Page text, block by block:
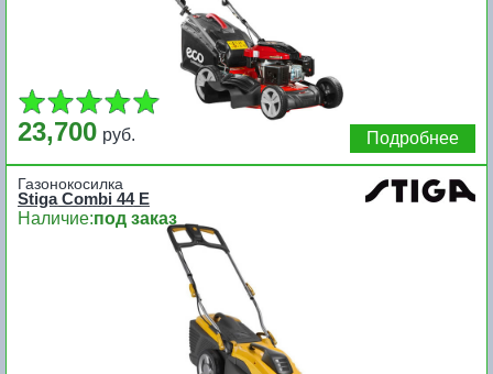
23,700 руб. Подробнее
Газонокосилка
Stiga Combi 44 E
Наличие:под заказ